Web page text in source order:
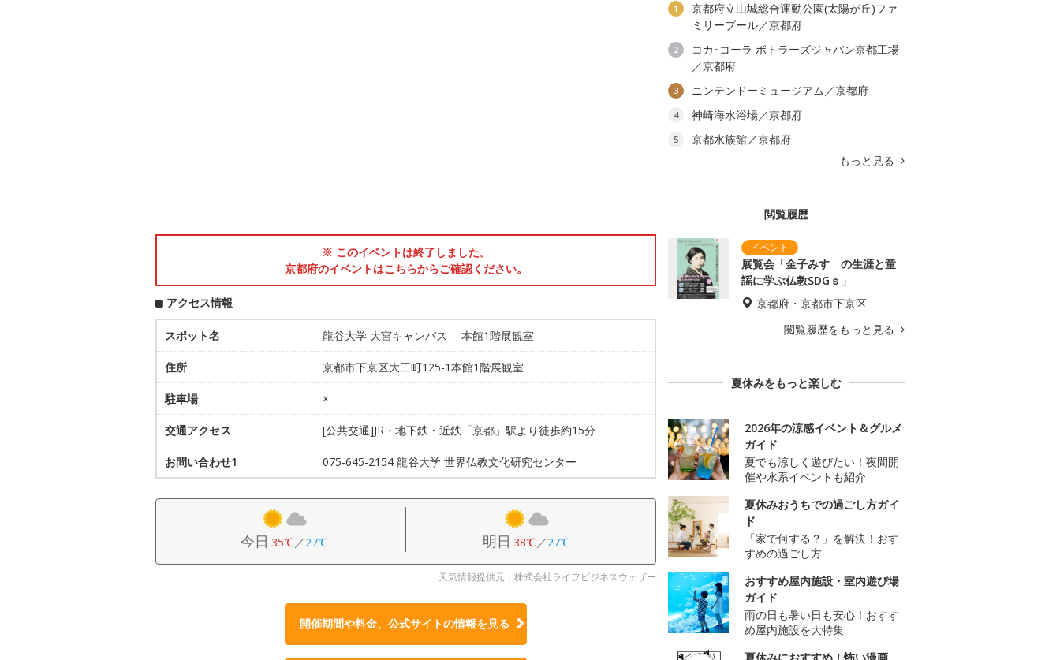
※ このイベントは終了しました。
京都府のイベントはこちらからご確認ください。
アクセス情報
スポット名 龍谷大学 大宮キャンパス 本館1階展観室
住所 京都市下京区大工町125-1本館1階展観室
駐車場 ×
交通アクセス [公共交通]JR・地下鉄・近鉄「京都」駅より徒歩約15分
お問い合わせ1 075-645-2154 龍谷大学 世界仏教文化研究センター
今日 35℃／27℃ 明日 38℃／27℃
天気情報提供元：株式会社ライフビジネスウェザー
開催期間や料金、公式サイトの情報を見る
1
京都府立山城総合運動公園(太陽が丘)ファ
ミリープール／京都府
2
コカ･コーラ ボトラーズジャパン京都工場
／京都府
3 ニンテンドーミュージアム／京都府
4 神崎海水浴場／京都府
5
京都水族館／京都府
もっと見る
閲覧履歴
展覧会「金子みすゞの生涯と童
謡に学ぶ仏教SDGｓ」
京都府・京都市下京区
閲覧履歴をもっと見る
夏休みをもっと楽しむ
2026年の涼感イベント＆グルメ
ガイド
夏でも涼しく遊びたい！夜間開
催や水系イベントも紹介
夏休みおうちでの過ごし方ガイ
ド
「家で何する？」を解決！おす
すめの過ごし方
おすすめ屋内施設・室内遊び場
ガイド
雨の日も暑い日も安心！おすす
め屋内施設を大特集